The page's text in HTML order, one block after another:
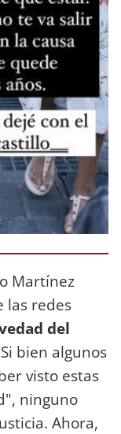
Martínez
las redes
del
bien algunos
visto estas
ninguno
Ahora,